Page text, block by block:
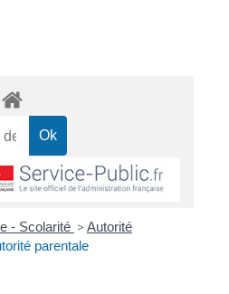
- Scolarité > Autorité
parentale